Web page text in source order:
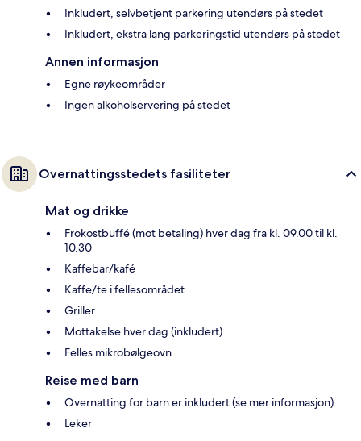
Inkludert, selvbetjent parkering utendørs på stedet
Inkludert, ekstra lang parkeringstid utendørs på stedet
Annen informasjon
Egne røykeområder
Ingen alkoholservering på stedet
Overnattingsstedets fasiliteter
Mat og drikke
Frokostbuffé (mot betaling) hver dag fra kl. 09.00 til kl.
10.30
Kaffebar/kafé
Kaffe/te i fellesområdet
Griller
Mottakelse hver dag (inkludert)
Felles mikrobølgeovn
Reise med barn
Overnatting for barn er inkludert (se mer informasjon)
Leker